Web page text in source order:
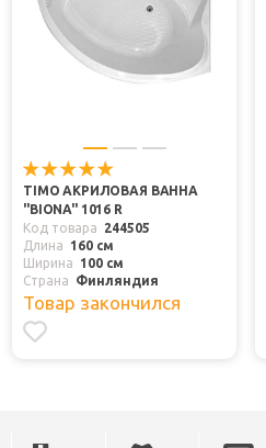
TIMO АКРИЛОВАЯ ВАННА
"BIONA" 1016 R
Код товара
244505
Длина
160 см
Ширина
100 см
Страна
Финляндия
Товар закончился